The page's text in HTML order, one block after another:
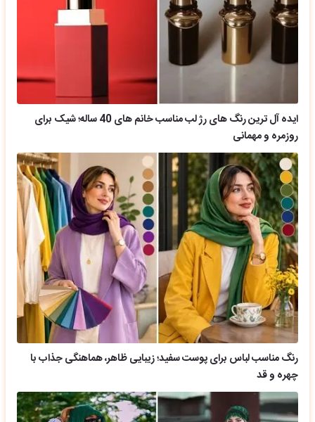
ایده آل ترین رنگ های رژ لب مناسب خانم های 40 ساله؛ شیک برای
روزمره و مهمانی
رنگ مناسب لباس برای پوست سفید؛ زیبایی ظاهر، هماهنگی جذاب با
چهره و قد